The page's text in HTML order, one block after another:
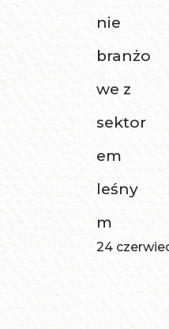
nie
branżo
we z
sektor
em
leśny
m
24